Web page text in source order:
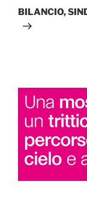
successivo
BILANCIO,